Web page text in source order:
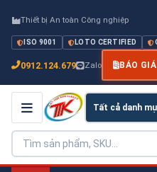
Thiết bị An toàn Công nghiệp
ISO 9001 LOTO CERTIFIED
0912.124.679 Zalo BÁO